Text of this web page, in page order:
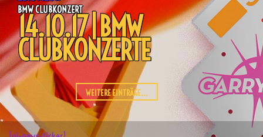
BMW CLUBKONZERT
14.10.17 | BMW
CLUBKONZERTE
WEITERE EINTRÄGE...